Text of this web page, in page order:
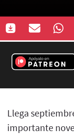
Llega
importante